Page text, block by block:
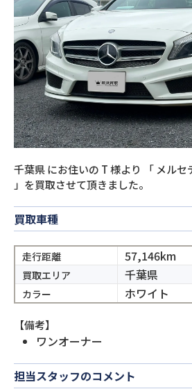
閉じる
千葉県にお住いの T様より 「 メルセ
」を買取させて頂きました。
買取車種
走行距離 57,146km
買取エリア 千葉県
カラー ホワイト
【備考】
ワンオーナー
担当スタッフのコメント